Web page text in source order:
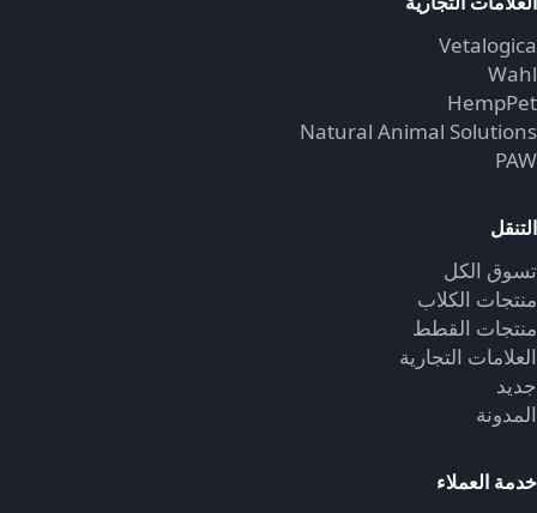
Vetalogica
Wahl
HempPet
Natural Animal Solutions
PAW
التنقل
تسوق الكل
منتجات الكلاب
منتجات القطط
العلامات التجارية
جديد
المدونة
خدمة العملاء